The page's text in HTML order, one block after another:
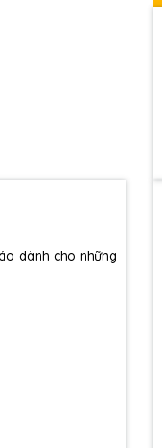
dành cho những